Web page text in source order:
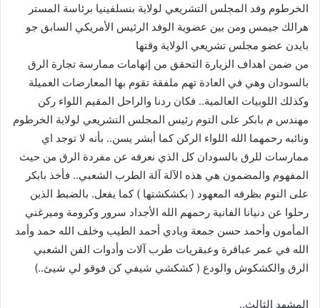
الخرطوم وفد المجلس التشريعي لولاية بنسلفينيا برئاسة المستر
هرالك جيمس ومن بين عضوية الوفد الرئيس الأمريكي السابق جو
بايدن عضو مجلس تشريعي الولاية وقتها
من ضمن اهداف الزيارة التحقق من إتهامات ممارسة تجارة الرق
بالسودان وهي في العادة تهم ملفقة تقوم بها المعارضات العميلة
وكذلك اللوبيات العالمية.. فكان ردنا والراحل المقيم اللواء ركن
مهندس م بابكر على التوم رئيس المجلس التشريعي لولاية الخرطوم
ونائبه رحمهما الله اللواء الركن كما أبشر يسن.. بأنه لا توجد اي
ممارسات للرق بالسودان كل الذي نعرفه عن مفردة الرق من حيث
المفهوم والمضمون هي هذه الآلة آلة الطرب الشعبي.. فأخذ بابكر
على التوم بظرفه المعهود ( بكشكشتها ) كما يفعل. بالضبط الذين
رحلوا عن دنيانا الفانية رحمهم الله الأجداد سرور وكرومة وميرغني
المأمون وأحمد حسن جمعة وبادي أحمد الطيب وخلف الله حمد وأمد
الله في عمر عباقرة وعبقريات طرب آلات وأدوات الفن الشعبي
الرق والكشكوش والودع ( كشكشي شيفي كن فوقو لي شيئ..)
المشهد الثالث..